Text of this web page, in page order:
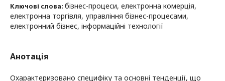
Ключові слова: бізнес-процеси, електронна комерція,
електронна торгівля, управління бізнес-процесами,
електронний бізнес, інформаційні технології
Анотація
Охарактеризовано специфіку та основні тенденції, що